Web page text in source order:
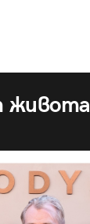
живота